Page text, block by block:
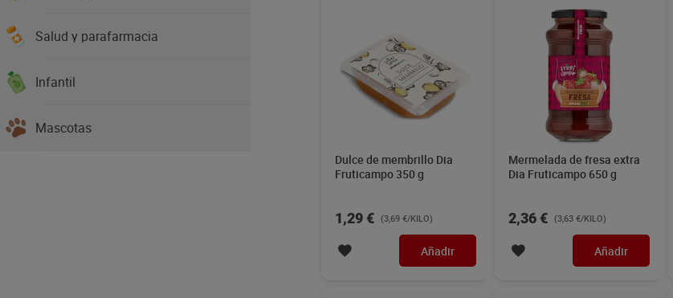
Salud y parafarmacia
Infantil
Mascotas
Dulce de membrillo Dia
Fruticampo 350 g
1,29 € (3,69 €/KILO)
Añadir
Mermelada de fresa extra
Dia Fruticampo 650 g
2,36 € (3,63 €/KILO)
Añadir